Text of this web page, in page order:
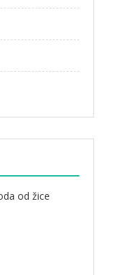
od žice